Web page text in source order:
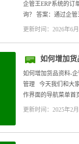
企管王ERP系统的订
询？ 答案：通过企管
更新时间：2026年6月
如何增加货
如何增加货品资料-
管理 今天我们和大
作界面的导航菜单首
更新时间：2025年2月